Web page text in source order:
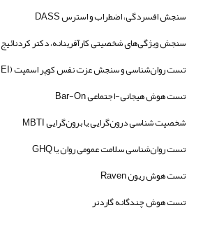
سنجش افسردگی، اضطراب و استرس DASS
سنجش ویژگی‌های شخصیتی کارآفرینانه، دکتر کردنائیج
تست روان‌شناسی و سنجش عزت نفس کوپر اسمیت (CSEI)
تست هوش هیجانی-اجتماعی Bar-On
شخصیت شناسی درون‌گرایی یا برون‌گرایی MBTI
تست روان‌شناسی سلامت عمومی روان یا GHQ
تست هوش ریون Raven
تست هوش چندگانه گاردنر